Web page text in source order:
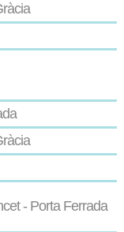
- Porta Ferrada